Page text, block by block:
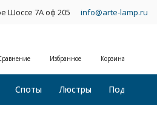
Шоссе 7А оф 205 info@arte-lamp.ru
Избранное Корзина
Споты Люстры Подвесные